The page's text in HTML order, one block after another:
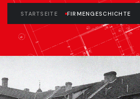
STARTSEITE FIRMENGESCHICHTE